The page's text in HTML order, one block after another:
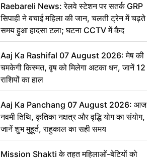
Raebareli News: रेलवे स्टेशन पर सतर्क GRP
सिपाही ने बचाई महिला की जान, चलती ट्रेन में चढ़ते
समय हुआ हादसा टला; घटना CCTV में कैद
Aaj Ka Rashifal 07 August 2026: मेष की
चमकेगी किस्मत, वृष को मिलेगा अटका धन, जानें 12
राशियों का हाल
Aaj Ka Panchang 07 August 2026: आज
नवमी तिथि, कृतिका नक्षत्र और वृद्धि योग का संयोग,
जानें शुभ मुहूर्त, राहुकाल का सही समय
Mission Shakti के तहत महिलाओं-बेटियों को